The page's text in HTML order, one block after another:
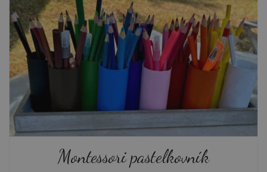
Montessori pastelkovník